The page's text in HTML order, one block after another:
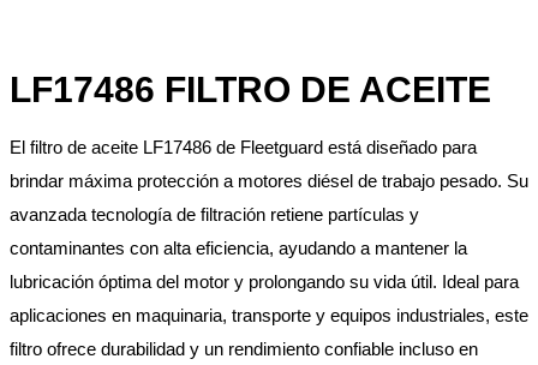
LF17486 FILTRO DE ACEITE
El filtro de aceite LF17486 de Fleetguard está diseñado para
brindar máxima protección a motores diésel de trabajo pesado. Su
avanzada tecnología de filtración retiene partículas y
contaminantes con alta eficiencia, ayudando a mantener la
lubricación óptima del motor y prolongando su vida útil. Ideal para
aplicaciones en maquinaria, transporte y equipos industriales, este
filtro ofrece durabilidad y un rendimiento confiable incluso en